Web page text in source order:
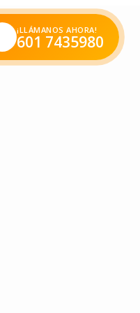
en su
¡LLÁMANOS AHORA!
601 7435980